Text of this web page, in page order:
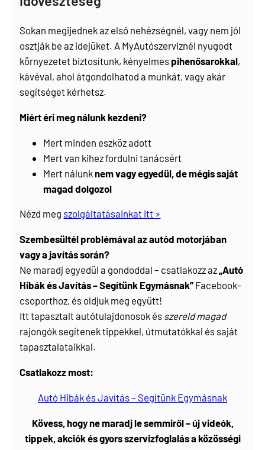
Sokan megijednek az első nehézségnél, vagy nem jól
osztják be az idejüket. A MyAutószerviznél nyugodt
környezetet biztosítunk, kényelmes pihenősarokkal,
kávéval, ahol átgondolhatod a munkát, vagy akár
segítséget kérhetsz.
Miért éri meg nálunk kezdeni?
Mert minden eszköz adott
Mert van kihez fordulni tanácsért
Mert nálunknem vagy egyedül, de mégis saját
magad dolgozol
Nézd meg szolgáltatásainkat itt »
Szembesültél problémával az autód motorjában
vagy a javítás során?
Ne maradj egyedül a gondoddal – csatlakozz az„Autó
Hibák és Javítás – Segítünk Egymásnak” Facebook-
csoporthoz, és oldjuk meg együtt!
Itt tapasztalt autótulajdonosok és szereld magad
rajongók segítenek tippekkel, útmutatókkal és saját
tapasztalataikkal.
Csatlakozz most:
Autó Hibák és Javítás – Segítünk Egymásnak
Kövess, hogy ne maradj le semmiről – új videók,
tippek, akciók és gyors szervizfoglalás a közösségi